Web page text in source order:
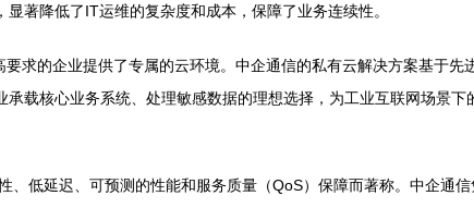
著降低了IT运维的复杂度和成本，保障了业务连续性。
求的企业提供了专属的云环境。中企通信的私有云解决方案基于先
载核心业务系统、处理敏感数据的理想选择，为工业互联网场景下
、低延迟、可预测的性能和服务质量（QoS）保障而著称。中企通